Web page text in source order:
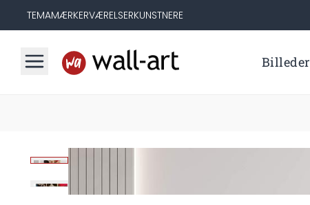
TEMAMÆRKERVÆRELSERKUNSTNERE
Billeder